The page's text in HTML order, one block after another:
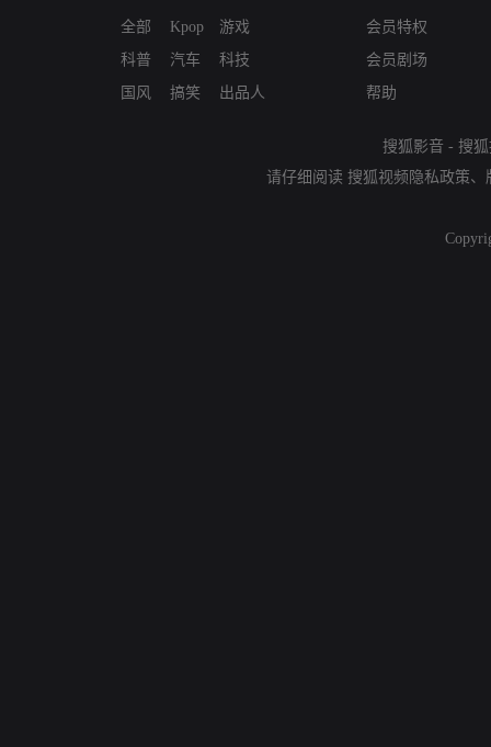
全部
科普
国风
Kpop
汽车
搞笑
游戏
科技
出品人
会员特权
会员剧场
帮助
搜狐影音 - 搜
请仔细阅读 搜狐视频隐私政策、